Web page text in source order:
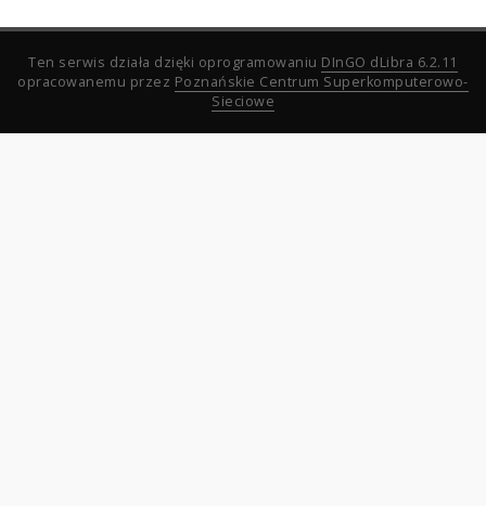
Ten serwis działa dzięki oprogramowaniu DInGO dLibra 6.2.11
opracowanemu przez Poznańskie Centrum Superkomputerowo-
Sieciowe